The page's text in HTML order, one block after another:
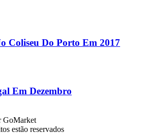
Coliseu Do Porto Em 2017
Em Dezembro
GoMarket
estão reservados